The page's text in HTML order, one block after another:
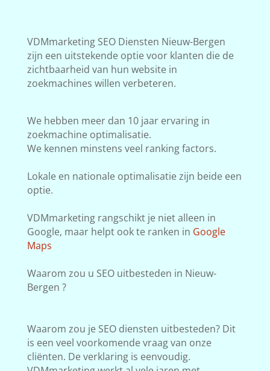
VDMmarketing SEO Diensten Nieuw-Bergen
zijn een uitstekende optie voor klanten die de
zichtbaarheid van hun website in
zoekmachines willen verbeteren.
We hebben meer dan 10 jaar ervaring in
zoekmachine optimalisatie.
We kennen minstens veel ranking factors.
Lokale en nationale optimalisatie zijn beide een
optie.
VDMmarketing rangschikt je niet alleen in
Google, maar helpt ook te ranken in Google
Maps
Waarom zou u SEO uitbesteden in Nieuw-
Bergen ?
Waarom zou je SEO diensten uitbesteden? Dit
is een veel voorkomende vraag van onze
cliënten. De verklaring is eenvoudig.